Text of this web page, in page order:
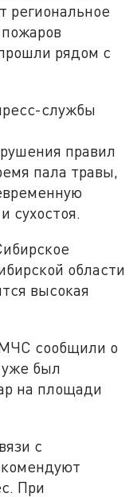
региональное
рядом с
службы
правил
пала травы,
сухостоя.
области
высокая
сообщили о
уже был
на площади
с
При